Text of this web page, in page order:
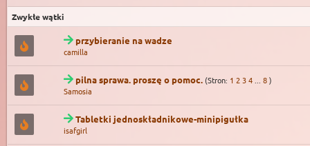
Zwykłe wątki
przybieranie na wadze
camilla
pilna sprawa. proszę o pomoc.(Stron: 1 2 34 8)
Samosia
Tabletki jednoskładnikowe-minipigułka
isafgirl